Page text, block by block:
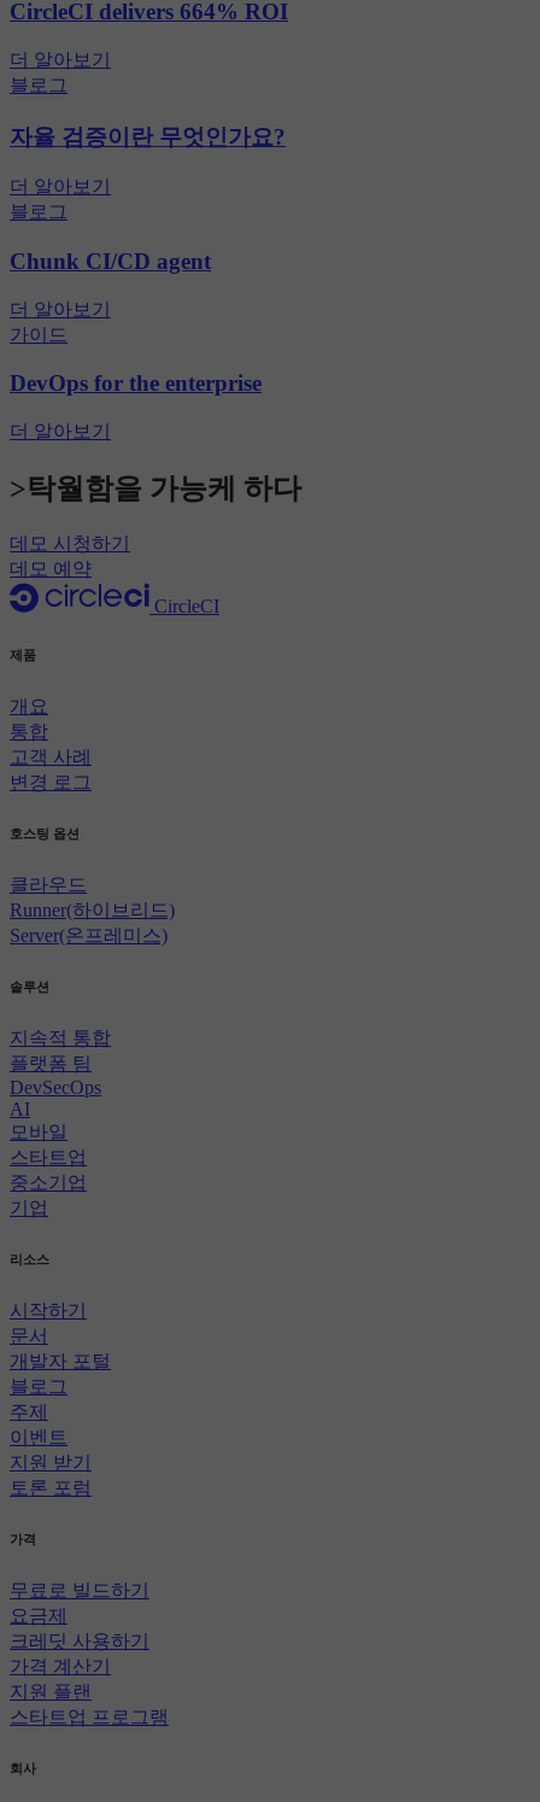
CircleCI delivers 664% ROI
더 알아보기
블로그
자율 검증이란 무엇인가요?
더 알아보기
블로그
Chunk CI/CD agent
더 알아보기
가이드
DevOps for the enterprise
더 알아보기
>탁월함을 가능케 하다
데모 시청하기
데모 예약
CircleCI
제품
개요
통합
고객 사례
변경 로그
호스팅 옵션
클라우드
Runner(하이브리드)
Server(온프레미스)
솔루션
지속적 통합
플랫폼 팀
DevSecOps
AI
모바일
스타트업
중소기업
기업
리소스
시작하기
문서
개발자 포털
블로그
주제
이벤트
지원 받기
토론 포럼
가격
무료로 빌드하기
요금제
크레딧 사용하기
가격 계산기
지원 플랜
스타트업 프로그램
회사